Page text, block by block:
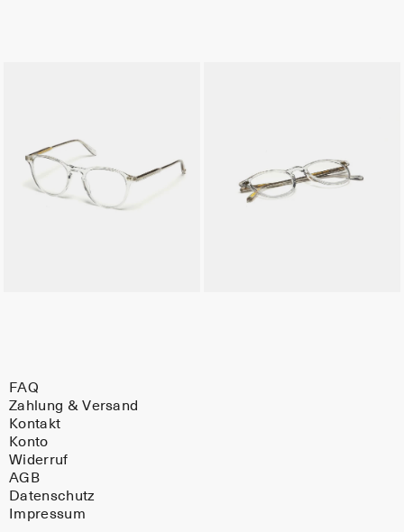
FAQ
Zahlung & Versand
Kontakt
Konto
Widerruf
AGB
Datenschutz
Impressum